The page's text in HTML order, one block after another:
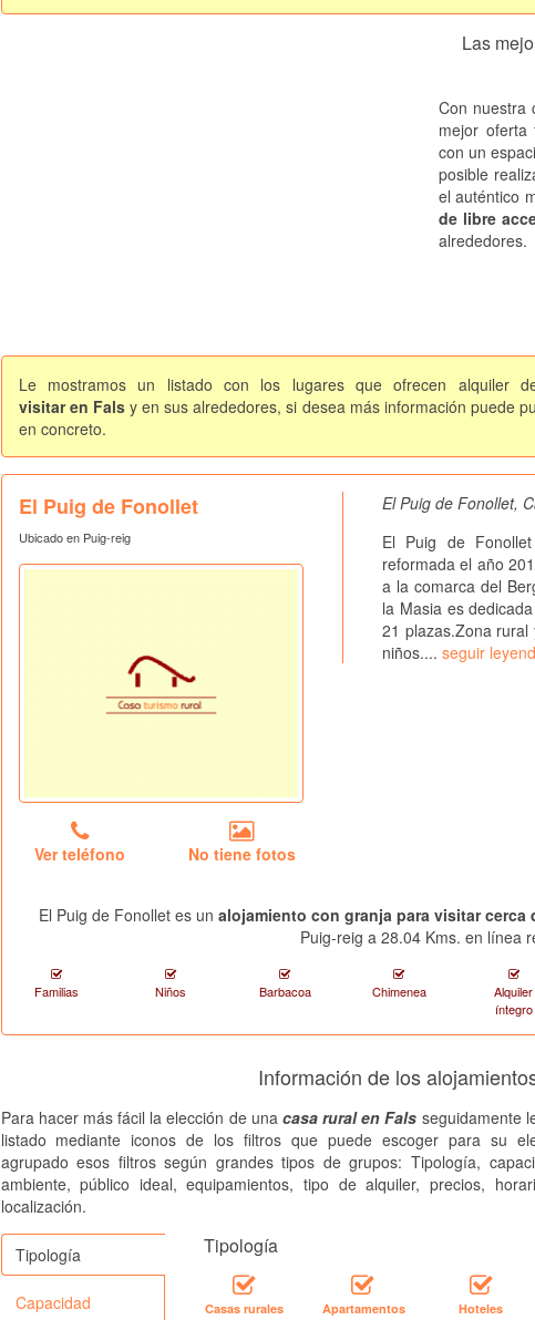
Las
Con nuestra
mejor oferta
con un
posible
el auténtico
de libre
alrededores.
Le mostramos un listado con los lugares que ofrecen alquiler
visitar en Falsy en sus alrededores, si desea más información puede
en concreto.
El Puig de Fonollet
Ubicado en Puig-reig
Ver teléfono No tiene fotos
El Puig de Fonollet,
El Puig de
reformada el año
a la comarca del
la Masia es
21 plazas.Zona
niños.... seguir
El Puig de Fonollet es un alojamiento con granja para visitar cerca
Puig-reig a 28.04 Kms. en línea
Familias Niños Barbacoa Chimenea
Alquiler
íntegro
Información de los
Para hacer más fácil la elección de una casa rural en Fals seguidamente
listado mediante iconos de los filtros que puede escoger para su
agrupado esos filtros según grandes tipos de grupos: Tipología,
ambiente, público ideal, equipamientos, tipo de alquiler, precios,
localización.
Tipología
Capacidad
Tipología
Casas rurales
Apartamentos
Hoteles